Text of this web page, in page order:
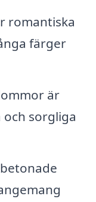
romantiska
färger
är
sorgliga